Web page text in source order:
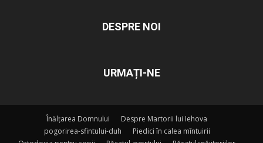
DESPRE NOI
URMAȚI-NE
Înălțarea Domnului
Despre Martorii lui Iehova
pogorirea-sfintului-duh
Piedici în calea mîntuirii